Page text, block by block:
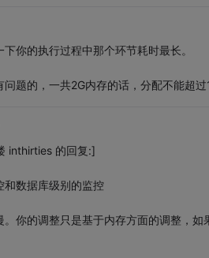
你的执行过程中那个环节耗时最长。
问题的，一共2G内存的话，分配不能超
inthirties 的回复:]
和数据库级别的监控
。你的调整只是基于内存方面的调整，